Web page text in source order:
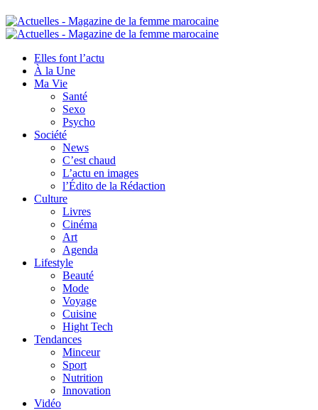
Elles font l’actu
À la Une
Ma Vie
Santé
Sexo
Psycho
Société
News
C’est chaud
L’actu en images
l’Édito de la Rédaction
Culture
Livres
Cinéma
Art
Agenda
Lifestyle
Beauté
Mode
Voyage
Cuisine
Hight Tech
Tendances
Minceur
Sport
Nutrition
Innovation
Vidéo